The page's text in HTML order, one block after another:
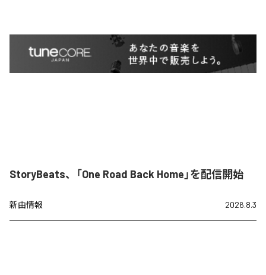
StoryBeats、「One Road Back Home」を配信開始
新曲情報 2026.8.3